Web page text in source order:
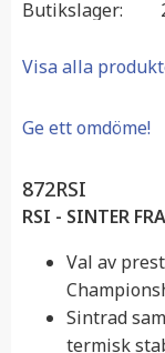
Butikslager
Visa alla
Ge ett omdöme!
872RSI
RSI - SINTER
Val av
Sintrad
termisk